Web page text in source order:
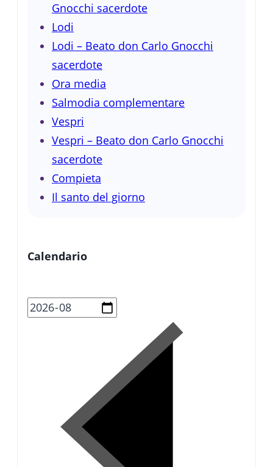
Gnocchi sacerdote
Lodi
Lodi – Beato don Carlo Gnocchi
sacerdote
Ora media
Salmodia complementare
Vespri
Vespri – Beato don Carlo Gnocchi
sacerdote
Compieta
Il santo del giorno
Calendario